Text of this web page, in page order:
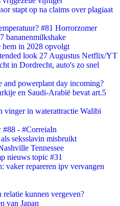
stapt op na claims over plagiaat
#81 Horrorzomer
bananenmilkshake
in 2028 opvolgt
look 27 Augustus Netflix/YT
in Dordrecht, auto's zo snel
powerplant day incoming?
en Saudi-Arabië bevat art.5
vinger in waterattractie Walibi
#88 - #CorreiaIn
seksslavin misbruikt
Tennessee
nieuws topic #31
vaker repareren ipv vervangen
relatie kunnen vergeven?
van Japan